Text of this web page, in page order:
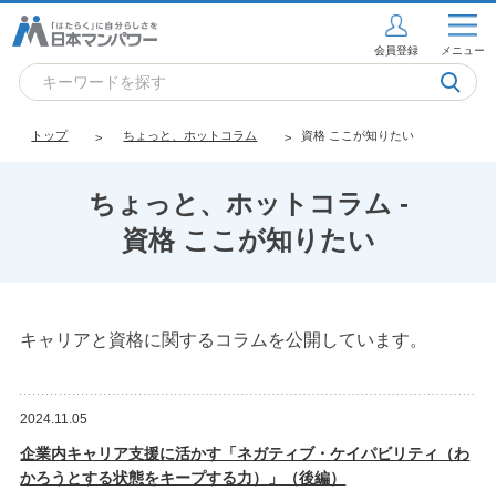
会員登録 メニュー
トップ ちょっと、ホットコラム 資格 ここが知りたい
ちょっと、ホットコラム -
資格 ここが知りたい
キャリアと資格に関するコラムを公開しています。
2024.11.05
企業内キャリア支援に活かす「ネガティブ・ケイパビリティ（わ
かろうとする状態をキープする力）」（後編）